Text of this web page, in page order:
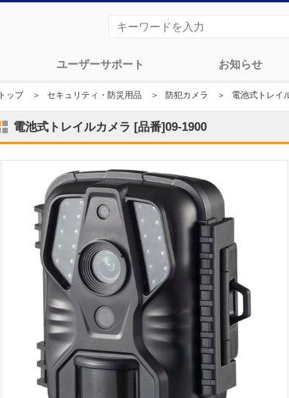
ユーザーサポート お知らせ
トップ＞ セキュリティ・防災用品 ＞ 防犯カメラ ＞ 電池式トレイ
電池式トレイルカメラ [品番]09-1900